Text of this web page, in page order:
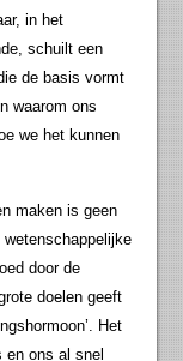
in het
schuilt een
de basis vormt
waarom ons
we het kunnen
maken is geen
door de
doelen geeft
Het
en ons al snel